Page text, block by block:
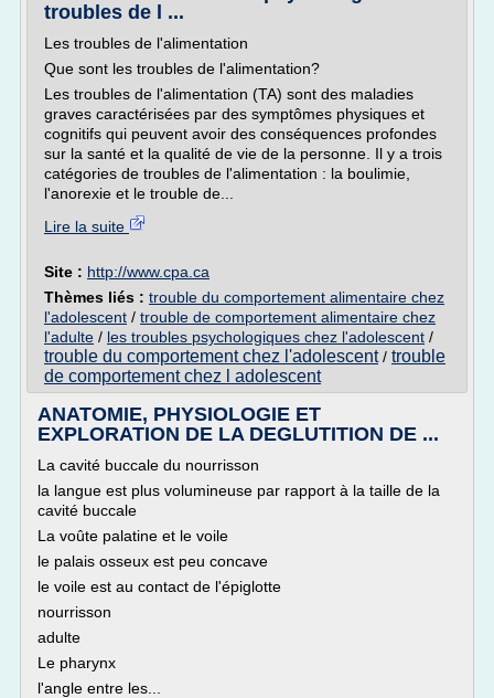
troubles de l ...
Les troubles de l'alimentation
Que sont les troubles de l'alimentation?
Les troubles de l'alimentation (TA) sont des maladies
graves caractérisées par des symptômes physiques et
cognitifs qui peuvent avoir des conséquences profondes
sur la santé et la qualité de vie de la personne. Il y a trois
catégories de troubles de l'alimentation : la boulimie,
l'anorexie et le trouble de...
Lire la suite
Site : http://www.cpa.ca
Thèmes liés : trouble du comportement alimentaire chez
l'adolescent / trouble de comportement alimentaire chez
l'adulte / les troubles psychologiques chez l'adolescent /
trouble du comportement chez l'adolescent/ trouble
de comportement chez l adolescent
ANATOMIE, PHYSIOLOGIE ET
EXPLORATION DE LA DEGLUTITION DE ...
La cavité buccale du nourrisson
la langue est plus volumineuse par rapport à la taille de la
cavité buccale
La voûte palatine et le voile
le palais osseux est peu concave
le voile est au contact de l'épiglotte
nourrisson
adulte
Le pharynx
l'angle entre les...